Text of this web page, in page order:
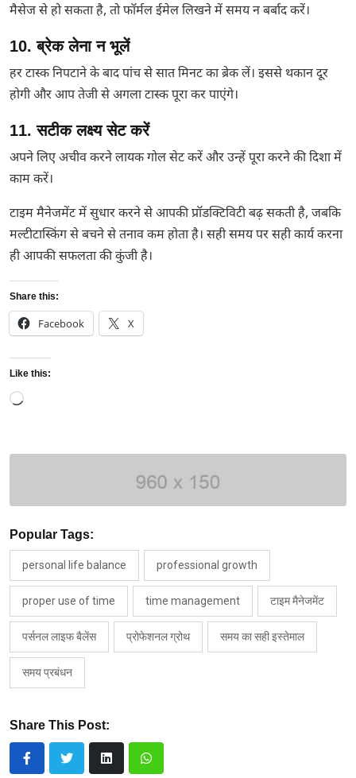
मैसेज से हो सकता है, तो फॉर्मल ईमेल लिखने में समय न बर्बाद करें।
10. ब्रेक लेना न भूलें
हर टास्क निपटाने के बाद पांच से सात मिनट का ब्रेक लें। इससे थकान दूर
होगी और आप तेजी से अगला टास्क पूरा कर पाएंगे।
11. सटीक लक्ष्य सेट करें
अपने लिए अचीव करने लायक गोल सेट करें और उन्हें पूरा करने की दिशा में
काम करें।
टाइम मैनेजमेंट में सुधार करने से आपकी प्रॉडक्टिविटी बढ़ सकती है, जबकि
मल्टीटास्किंग से बचने से तनाव कम होता है। सही समय पर सही कार्य करना
ही आपकी सफलता की कुंजी है।
Share this:
Facebook X
Like this:
Loading…
Popular Tags:
personal life balance professional growth
proper use of time time management टाइम मैनेजमेंट
पर्सनल लाइफ बैलेंस प्रोफेशनल ग्रोथ समय का सही इस्तेमाल
समय प्रबंधन
Share This Post: